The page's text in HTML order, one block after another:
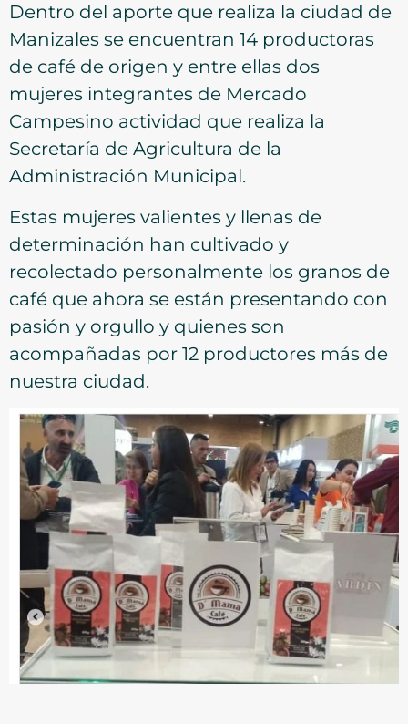
Dentro del aporte que realiza la ciudad de
Manizales se encuentran 14 productoras
de café de origen y entre ellas dos
mujeres integrantes de Mercado
Campesino actividad que realiza la
Secretaría de Agricultura de la
Administración Municipal.
Estas mujeres valientes y llenas de
determinación han cultivado y
recolectado personalmente los granos de
café que ahora se están presentando con
pasión y orgullo y quienes son
acompañadas por 12 productores más de
nuestra ciudad.